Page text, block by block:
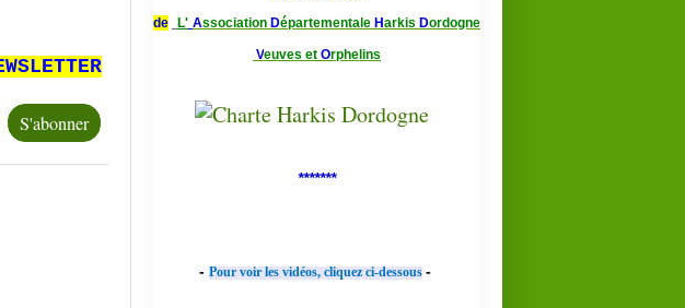
de L' Association Départementale Harkis Dordogne
Veuves et Orphelins
*******
- Pour voir les vidéos, cliquez ci-dessous -